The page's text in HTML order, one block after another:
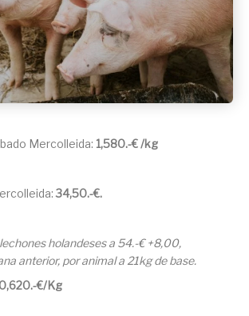
Mercolleida: 1,580.-€ /kg
34,50.-€.
holandeses a 54.-€ +8,00,
anterior, por animal a 21kg de base.
0,620.-€/Kg